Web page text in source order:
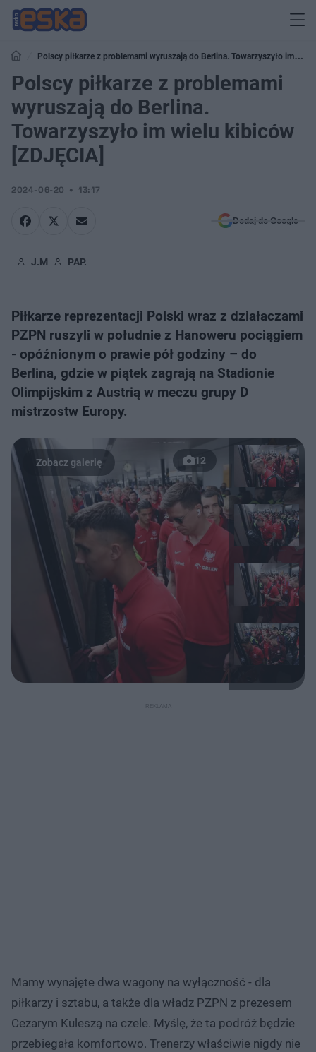
Polscy piłkarze z problemami wyruszają do Berlina. Towarzyszyło im
wielu kibiców [ZDJĘCIA]
Polscy piłkarze z problemami
wyruszają do Berlina.
Towarzyszyło im wielu kibiców
[ZDJĘCIA]
2024-06-20 13:17
Dodaj do Google
J.M PAP.
Piłkarze reprezentacji Polski wraz z działaczami
PZPN ruszyli w południe z Hanoweru pociągiem
- opóźnionym o prawie pół godziny – do
Berlina, gdzie w piątek zagrają na Stadionie
Olimpijskim z Austrią w meczu grupy D
mistrzostw Europy.
12
Mamy wynajęte dwa wagony na wyłączność - dla
piłkarzy i sztabu, a także dla władz PZPN z prezesem
Cezarym Kuleszą na czele. Myślę, że ta podróż będzie
przebiegała komfortowo. Trenerzy właściwie nigdy nie